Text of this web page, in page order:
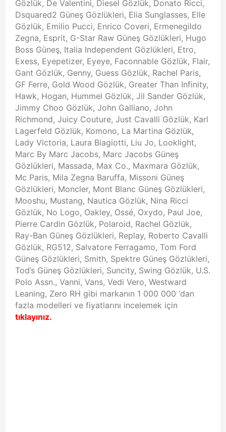
Gözlük, De Valentini, Diesel Gözlük, Donato Ricci,
Dsquared2 Güneş Gözlükleri, Elia Sunglasses, Elle
Gözlük, Emilio Pucci, Enrico Coveri, Ermenegildo
Zegna, Esprit, G-Star Raw Güneş Gözlükleri, Hugo
Boss Güneş, Italia Independent Gözlükleri, Etro,
Exess, Eyepetizer, Eyeye, Faconnable Gözlük, Flair,
Gant Gözlük, Genny, Guess Gözlük, Rachel Paris,
GF Ferre, Gold Wood Gözlük, Greater Than Infinity,
Hawk, Hogan, Hummel Gözlük, Jil Sander Gözlük,
Jimmy Choo Gözlük, John Galliano, John
Richmond, Juicy Couture, Just Cavalli Gözlük, Karl
Lagerfeld Gözlük, Komono, La Martina Gözlük,
Lady Victoria, Laura Biagiotti, Liu Jo, Looklight,
Marc By Marc Jacobs, Marc Jacobs Güneş
Gözlükleri, Massada, Max Co., Maxmara Gözlük,
Mc Paris, Mila Zegna Baruffa, Missoni Güneş
Gözlükleri, Moncler, Mont Blanc Güneş Gözlükleri,
Mooshu, Mustang, Nautica Gözlük, Nina Ricci
Gözlük, No Logo, Oakley, Ossé, Oxydo, Paul Joe,
Pierre Cardin Gözlük, Polaroid, Rachel Gözlük,
Ray-Ban Güneş Gözlükleri, Replay, Roberto Cavalli
Gözlük, RG512, Salvatore Ferragamo, Tom Ford
Güneş Gözlükleri, Smith, Spektre Güneş Gözlükleri,
Tod’s Güneş Gözlükleri, Suncity, Swing Gözlük, U.S.
Polo Assn., Vanni, Vans, Vedi Vero, Westward
Leaning, Zero RH gibi markanın 1 000 000 ‘dan
fazla modelleri ve fiyatlarını incelemek için
tıklayınız.